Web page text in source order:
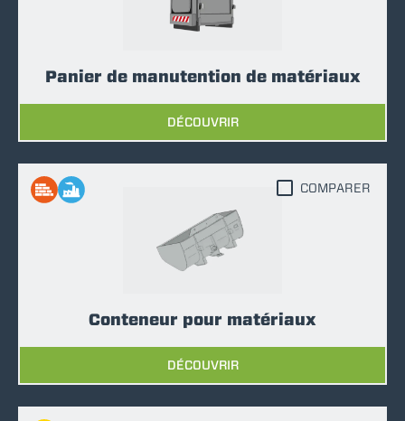
Panier de manutention de matériaux
DÉCOUVRIR
Conteneur pour matériaux
DÉCOUVRIR
COMPARER